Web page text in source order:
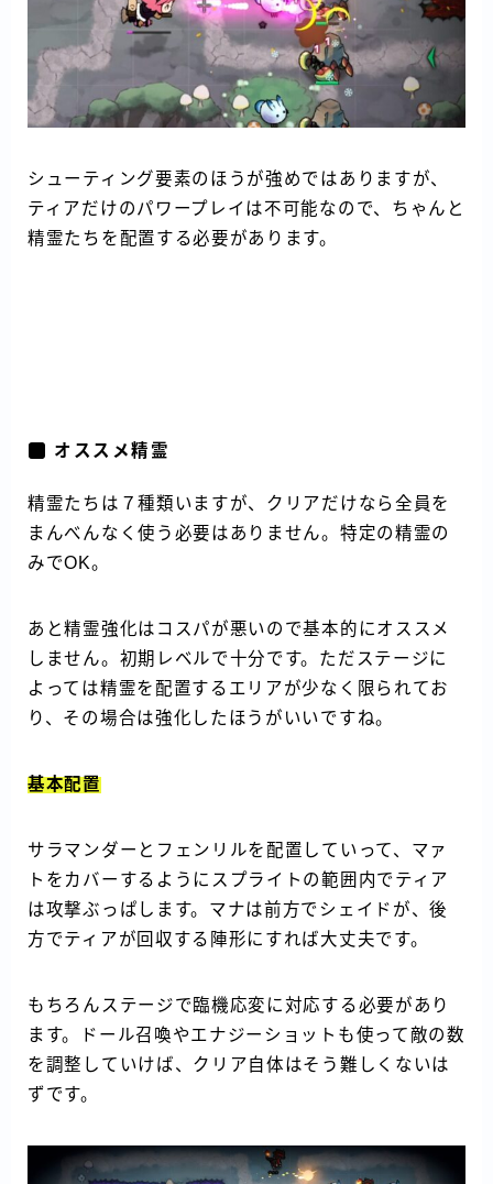
シューティング要素のほうが強めではありますが、
ティアだけのパワープレイは不可能なので、ちゃんと
精霊たちを配置する必要があります。
オススメ精霊
精霊たちは７種類いますが、クリアだけなら全員を
まんべんなく使う必要はありません。特定の精霊の
みでOK。
あと精霊強化はコスパが悪いので基本的にオススメ
しません。初期レベルで十分です。ただステージに
よっては精霊を配置するエリアが少なく限られてお
り、その場合は強化したほうがいいですね。
基本配置
サラマンダーとフェンリルを配置していって、マァ
トをカバーするようにスプライトの範囲内でティア
は攻撃ぶっぱします。マナは前方でシェイドが、後
方でティアが回収する陣形にすれば大丈夫です。
もちろんステージで臨機応変に対応する必要があり
ます。ドール召喚やエナジーショットも使って敵の数
を調整していけば、クリア自体はそう難しくないは
ずです。